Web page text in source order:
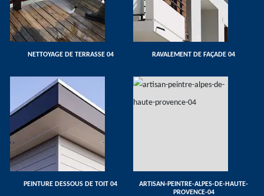
NETTOYAGE DE TERRASSE 04 RAVALEMENT DE FAÇADE 04
PEINTURE DESSOUS DE TOIT 04
ARTISAN-PEINTRE-ALPES-DE-HAUTE-
PROVENCE-04